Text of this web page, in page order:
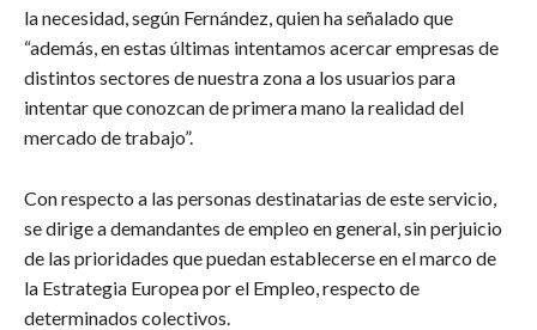
la necesidad, según Fernández, quien ha señalado que
“además, en estas últimas intentamos acercar empresas de
distintos sectores de nuestra zona a los usuarios para
intentar que conozcan de primera mano la realidad del
mercado de trabajo”.
Con respecto a las personas destinatarias de este servicio,
se dirige a demandantes de empleo en general, sin perjuicio
de las prioridades que puedan establecerse en el marco de
la Estrategia Europea por el Empleo, respecto de
determinados colectivos.